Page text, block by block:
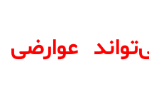
عوارضی